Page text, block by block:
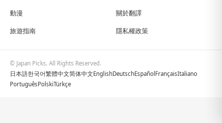
動漫
旅遊指南
關於翻譯
隱私權政策
© Japan Picks. All Rights Reserved.
日本語한국어繁體中文简体中文EnglishDeutschEspañol FrançaisItaliano
PortuguêsPolskiTürkçe